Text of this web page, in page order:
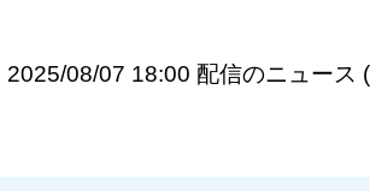
2025/08/07 18:00 配信のニュース